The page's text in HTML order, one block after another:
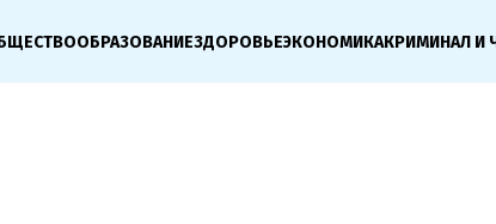
ОБРАЗОВАНИЕЗДОРОВЬЕЭКОНОМИКАКРИМИНАЛ И